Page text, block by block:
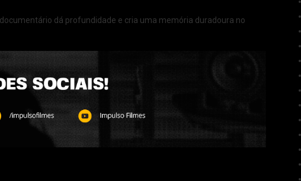
dá profundidade e cria uma memória duradoura no